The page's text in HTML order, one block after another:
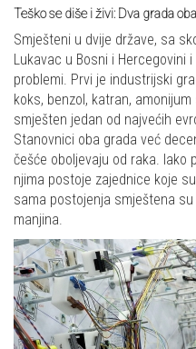
Teško se diše i živi: Dva grada
Smješteni u dvije države, sa
Lukavac u Bosni i Hercegovini
problemi. Prvi je industrijski
koks, benzol, katran,
smješten jedan od najvećih
Stanovnici oba grada već
češće oboljevaju od raka. Iako
njima postoje zajednice koje
sama postojenja smještena
manjina.